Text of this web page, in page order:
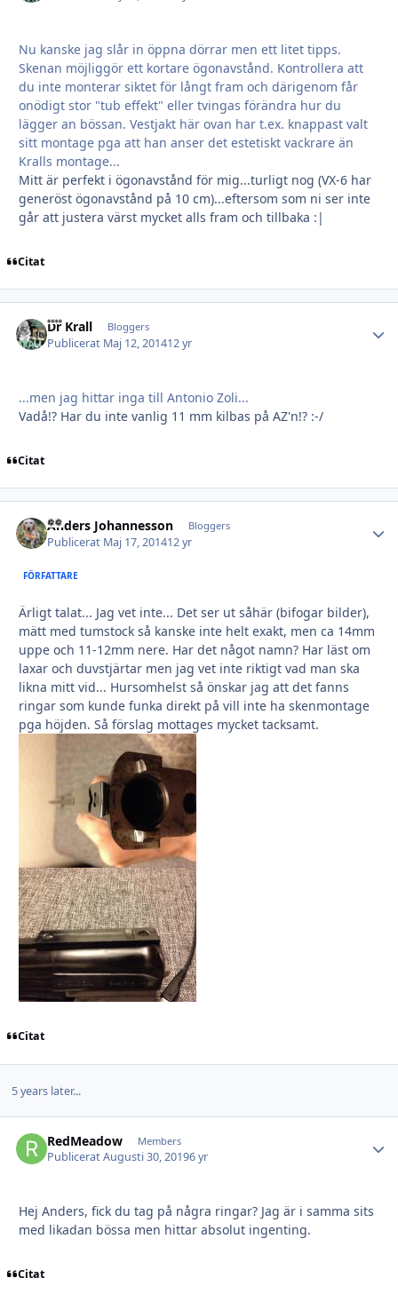
Nu kanske jag slår in öppna dörrar men ett litet tipps.
Skenan möjliggör ett kortare ögonavstånd. Kontrollera att
du inte monterar siktet för långt fram och därigenom får
onödigt stor "tub effekt" eller tvingas förändra hur du
lägger an bössan. Vestjakt här ovan har t.ex. knappast valt
sitt montage pga att han anser det estetiskt vackrare än
Kralls montage...
Mitt är perfekt i ögonavstånd för mig...turligt nog (VX-6 har
generöst ögonavstånd på 10 cm)...eftersom som ni ser inte
går att justera värst mycket alls fram och tillbaka :|
Citat
Dr Krall Bloggers
Publicerat Maj 12, 201412 yr
...men jag hittar inga till Antonio Zoli...
Vadå!? Har du inte vanlig 11 mm kilbas på AZ'n!? :-/
Citat
Anders Johannesson Bloggers
Publicerat Maj 17, 201412 yr
FÖRFATTARE
Ärligt talat... Jag vet inte... Det ser ut såhär (bifogar bilder),
mätt med tumstock så kanske inte helt exakt, men ca 14mm
uppe och 11-12mm nere. Har det något namn? Har läst om
laxar och duvstjärtar men jag vet inte riktigt vad man ska
likna mitt vid... Hursomhelst så önskar jag att det fanns
ringar som kunde funka direkt på vill inte ha skenmontage
pga höjden. Så förslag mottages mycket tacksamt.
Citat
5 years later...
RedMeadow Members
PubliceratAugusti 30, 20196 yr
Hej Anders, fick du tag på några ringar? Jag är i samma sits
med likadan bössa men hittar absolut ingenting.
Citat